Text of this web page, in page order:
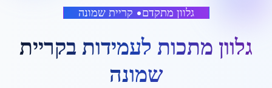
גלוון מתקדם• קריית שמונה
גלוון מתכות לעמידות בקריית
שמונה